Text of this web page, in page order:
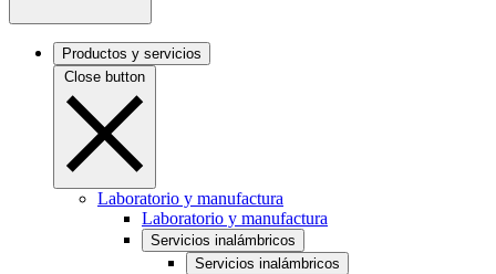
Productos y servicios
Close button
Laboratorio y manufactura
Laboratorio y manufactura
Servicios inalámbricos
Servicios inalámbricos